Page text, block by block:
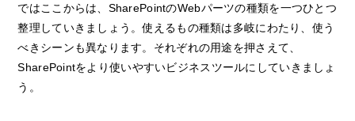
ではここからは、SharePointのWebパーツの種類を一つひとつ
整理していきましょう。使えるもの種類は多岐にわたり、使う
べきシーンも異なります。それぞれの用途を押さえて、
SharePointをより使いやすいビジネスツールにしていきましょ
う。